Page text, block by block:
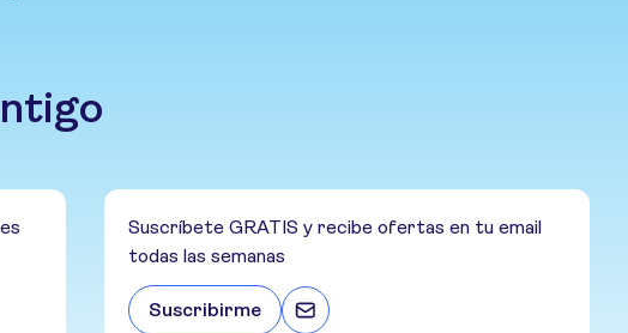
Suscríbete GRATIS y recibe ofertas en tu email
todas las semanas
Suscribirme